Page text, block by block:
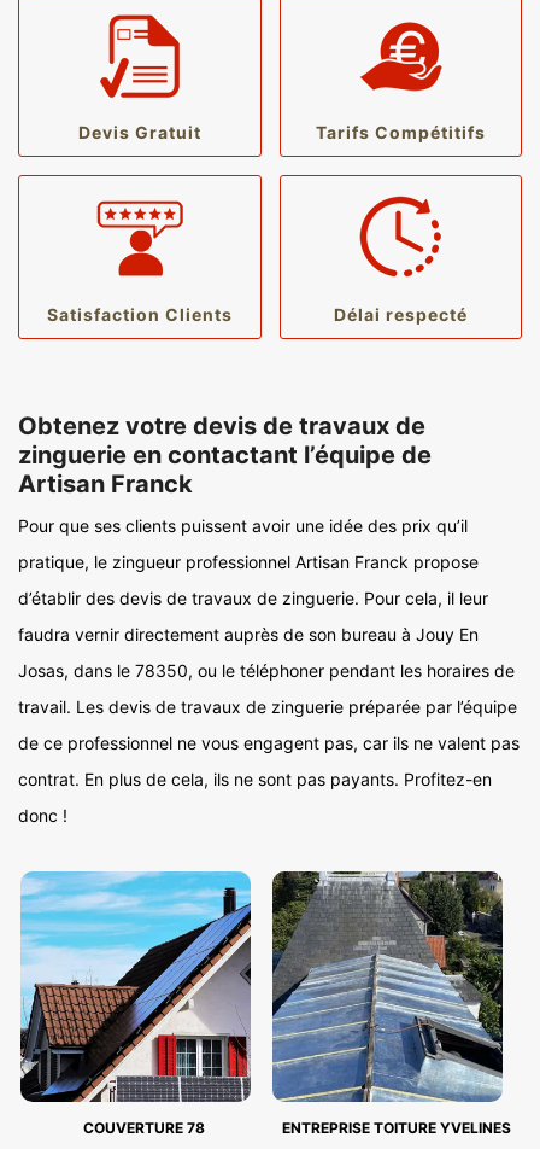
Devis Gratuit Tarifs Compétitifs
Satisfaction Clients Délai respecté
Obtenez votre devis de travaux de
zinguerie en contactant l’équipe de
Artisan Franck
Pour que ses clients puissent avoir une idée des prix qu’il
pratique, le zingueur professionnel Artisan Franck propose
d’établir des devis de travaux de zinguerie. Pour cela, il leur
faudra vernir directement auprès de son bureau à Jouy En
Josas, dans le 78350, ou le téléphoner pendant les horaires de
travail. Les devis de travaux de zinguerie préparée par l’équipe
de ce professionnel ne vous engagent pas, car ils ne valent pas
contrat. En plus de cela, ils ne sont pas payants. Profitez-en
donc !
COUVERTURE 78 ENTREPRISE TOITURE YVELINES